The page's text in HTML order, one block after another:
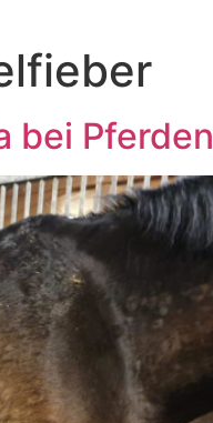
bei Pferden